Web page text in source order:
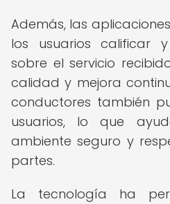
Además, las
los usuarios calificar
sobre el servicio
calidad y mejora
conductores también
usuarios, lo que
ambiente seguro y
partes.
La tecnología ha